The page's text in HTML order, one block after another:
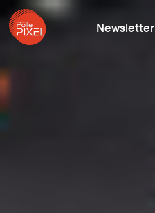
Newsletter